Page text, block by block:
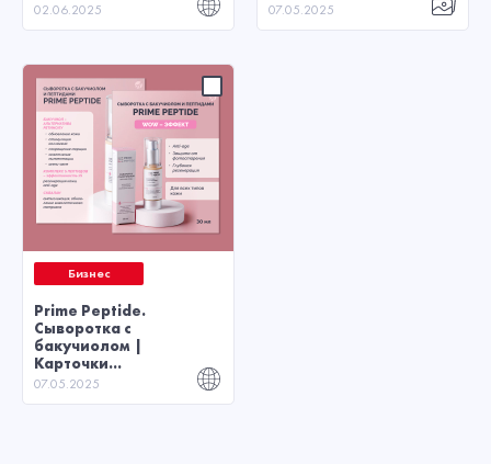
02.06.2025 07.05.2025
Бизнес
Prime Peptide.
Сыворотка с
бакучиолом |
Карточки...
07.05.2025